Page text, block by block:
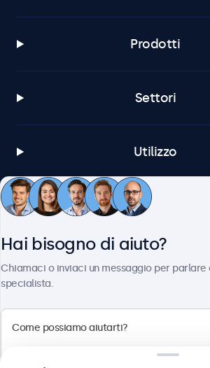
Prodotti
Settori
Utilizzo
Servizio Clienti
Hai bisogno di aiuto?
Chiamaci o inviaci un messaggio per parlare
specialista.